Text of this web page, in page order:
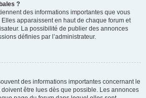
?
des informations importantes que vous
apparaissent en haut de chaque forum et
La possibilité de publier des annonces
définies par l’administrateur.
des informations importantes concernant le
être lues dès que possible. Les annonces